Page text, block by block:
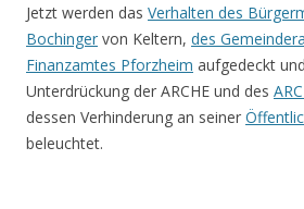
Jetzt werden das Verhalten des
Bochinger von Keltern, des
Finanzamtes Pforzheim aufgedeckt
Unterdrückung der ARCHE und des
dessen Verhinderung an seiner
beleuchtet.